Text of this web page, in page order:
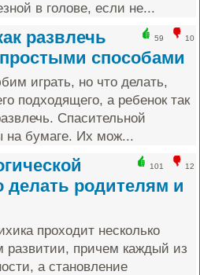
в голове, если не...
59 10
развлечь
способами
играть, но что делать,
подходящего, а ребенок так
Спасительной
на бумаге. Их мож...
101 12
делать родителям и
проходит несколько
развитии, причем каждый из
а становление